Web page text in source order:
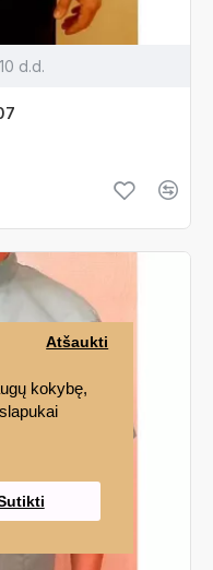
kokybę,
Atšaukti
d.d.